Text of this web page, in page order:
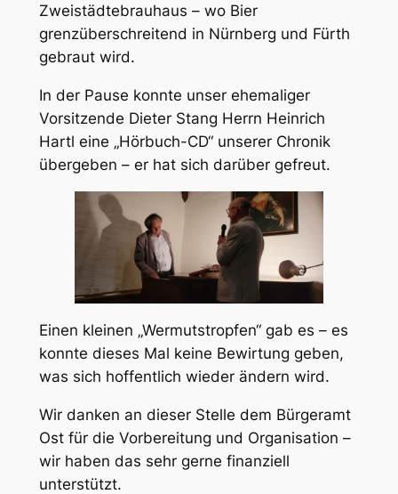
Zweistädtebrauhaus – wo Bier
grenzüberschreitend in Nürnberg und Fürth
gebraut wird.
In der Pause konnte unser ehemaliger
Vorsitzende Dieter Stang Herrn Heinrich
Hartl eine „Hörbuch-CD“ unserer Chronik
übergeben – er hat sich darüber gefreut.
Einen kleinen „Wermutstropfen“ gab es – es
konnte dieses Mal keine Bewirtung geben,
was sich hoffentlich wieder ändern wird.
Wir danken an dieser Stelle dem Bürgeramt
Ost für die Vorbereitung und Organisation –
wir haben das sehr gerne finanziell
unterstützt.